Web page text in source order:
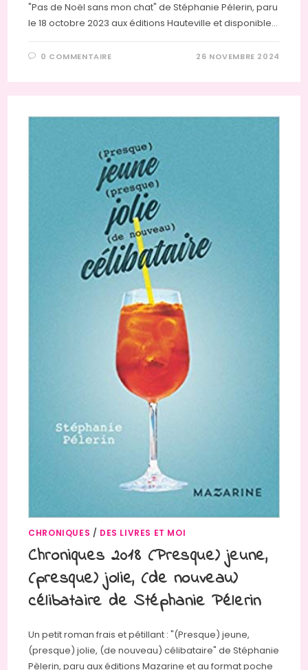
"Pas de Noël sans mon chat" de Stéphanie Pélerin, paru
le 18 octobre 2023 aux éditions Hauteville et disponible…
0 COMMENTAIRE 26 NOVEMBRE 2024
CHRONIQUES / DES LIVRES ET MOI
Chroniques 2018 (Presque) jeune,
(presque) jolie, (de nouveau)
célibataire de Stéphanie Pélerin
Un petit roman frais et pétillant : "(Presque) jeune,
(presque) jolie, (de nouveau) célibataire" de Stéphanie
Pèlerin, paru aux éditions Mazarine et au format poche